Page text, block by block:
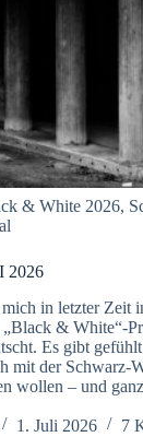
& White 2026,
2026
in letzter Zeit
„Black & White“-
Es gibt
mit der Schwarz-
wollen – und
1. Juli 2026 7